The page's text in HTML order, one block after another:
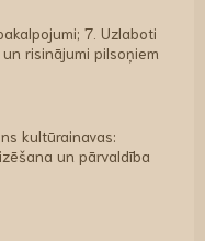
7. Uzlaboti
risinājumi pilsoņiem
kultūrainavas:
un pārvaldība